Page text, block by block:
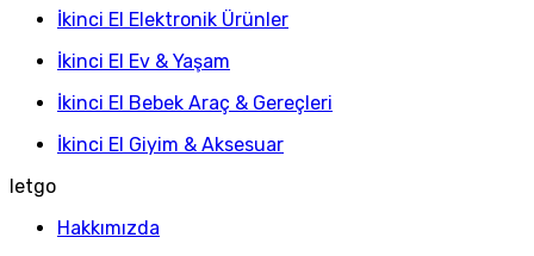
İkinci El Elektronik Ürünler
İkinci El Ev & Yaşam
İkinci El Bebek Araç & Gereçleri
İkinci El Giyim & Aksesuar
letgo
Hakkımızda